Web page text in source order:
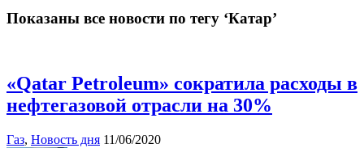
Показаны все новости по тегу ‘Катар’
«Qatar Petroleum» сократила расходы в
нефтегазовой отрасли на 30%
Газ, Новость дня 11/06/2020